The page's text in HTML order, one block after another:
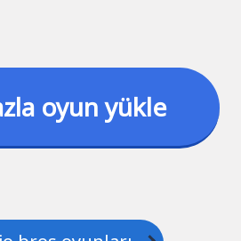
oyun yükle